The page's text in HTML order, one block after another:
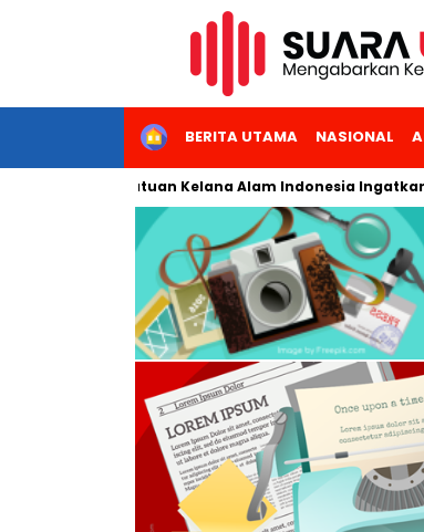
HOMEBERITA UTAMA NASIONAL
Persatuan Kelana Alam Indonesia Ingatkan